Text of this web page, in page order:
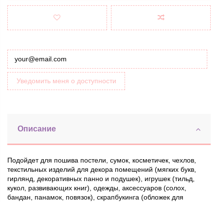
Уведомить меня о доступности
Описание
Подойдет для пошива постели, сумок, косметичек, чехлов,
текстильных изделий для декора помещений (мягких букв,
гирлянд, декоративных панно и подушек), игрушек (тильд,
кукол, развивающих книг), одежды, аксессуаров (солох,
бандан, панамок, повязок), скрапбукинга (обложек для